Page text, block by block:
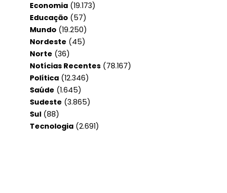
Economia (19.173)
Educação (57)
Mundo (19.250)
Nordeste (45)
Norte (36)
Notícias Recentes (78.167)
Política (12.346)
Saúde (1.645)
Sudeste (3.865)
Sul (88)
Tecnologia (2.691)